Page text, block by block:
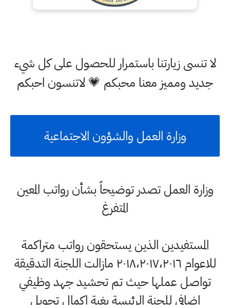
لا تنسى زيارتنا باستمرار للحصول على كل شيء
جديد ومميز معنا محبكم 💗 لاتنسون احبكم
وزارة العمل والشؤون الاجتماعية
وزارة العمل تصدر توضيحاً بشأن رواتب المعين
المتفرغ
المستفيدين الذين يستحقون رواتب متراكمة
للاعوام ٢٠١٨،٢٠١٧،٢٠١٦ مازالت اللجنة التدقيقة
تواصل عملها حيث تم تحشيد جهد وظيفي
اضافي للجنة الرئيسة بغية اكمال تحويل